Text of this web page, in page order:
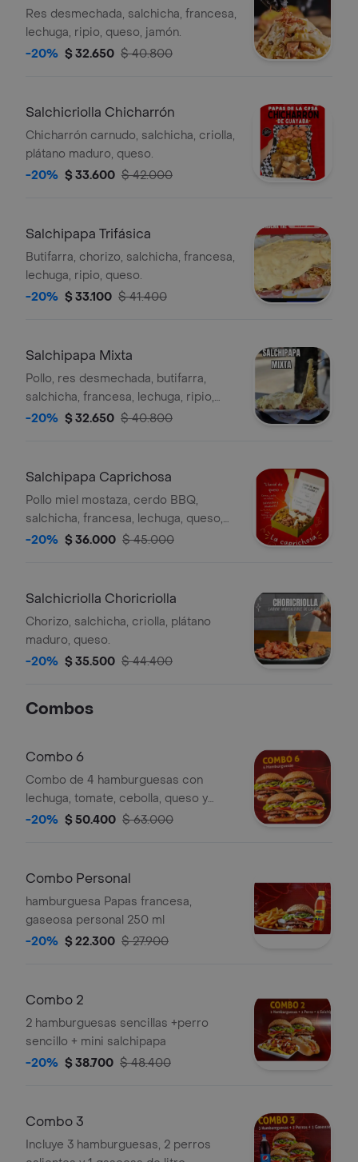
Res desmechada, salchicha, francesa,
lechuga, ripio, queso, jamón.
-20% $ 32.650 $ 40.800
Salchicriolla Chicharrón
Chicharrón carnudo, salchicha, criolla,
plátano maduro, queso.
-20% $ 33.600 $ 42.000
Salchipapa Trifásica
Butifarra, chorizo, salchicha, francesa,
lechuga, ripio, queso.
-20% $ 33.100 $ 41.400
Salchipapa Mixta
Pollo, res desmechada, butifarra,
salchicha, francesa, lechuga, ripio,
queso.
-20% $ 32.650 $ 40.800
Salchipapa Caprichosa
Pollo miel mostaza, cerdo BBQ,
salchicha, francesa, lechuga, queso,
plátano maduro.
-20% $ 36.000 $ 45.000
Salchicriolla Choricriolla
Chorizo, salchicha, criolla, plátano
maduro, queso.
-20% $ 35.500 $ 44.400
Combos
Combo 6
Combo de 4 hamburguesas con
lechuga, tomate, cebolla, queso y
carne en pan de ajonjolí.
-20% $ 50.400 $ 63.000
Combo Personal
hamburguesa Papas francesa,
gaseosa personal 250 ml
-20% $ 22.300 $ 27.900
Combo 2
2 hamburguesas sencillas +perro
sencillo + mini salchipapa
-20% $ 38.700 $ 48.400
Combo 3
Incluye 3 hamburguesas, 2 perros